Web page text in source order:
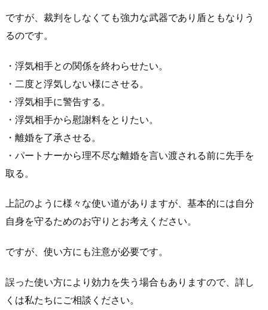
ですが、裁判をしなくても強力な武器であり盾ともなりう
るのです。
・浮気相手との関係を終わらせたい。
・二度と浮気しない様にさせる。
・浮気相手に警告する。
・浮気相手から慰謝料をとりたい。
・離婚を了承させる。
・パートナーから理不尽な離婚を言い渡される前に先手を
取る。
上記のように様々な使い道がありますが、基本的には自分
自身を守るためのお守りとお考えください。
ですが、使い方にも注意が必要です。
誤った使い方により効力を失う場合もありますので、詳し
くは私たちにご相談ください。